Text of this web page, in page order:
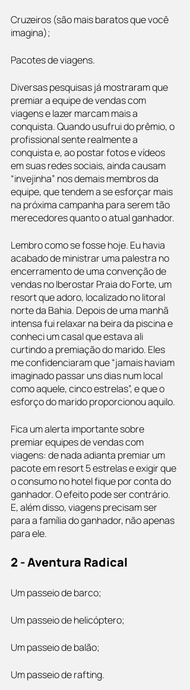
Cruzeiros (são mais baratos que você
imagina);
Pacotes de viagens.
Diversas pesquisas já mostraram que
premiar a equipe de vendas com
viagens e lazer marcam mais a
conquista. Quando usufrui do prêmio, o
profissional sente realmente a
conquista e, ao postar fotos e vídeos
em suas redes sociais, ainda causam
“invejinha” nos demais membros da
equipe, que tendem a se esforçar mais
na próxima campanha para serem tão
merecedores quanto o atual ganhador.
Lembro como se fosse hoje. Eu havia
acabado de ministrar uma palestra no
encerramento de uma convenção de
vendas no Iberostar Praia do Forte, um
resort que adoro, localizado no litoral
norte da Bahia. Depois de uma manhã
intensa fui relaxar na beira da piscina e
conheci um casal que estava ali
curtindo a premiação do marido. Eles
me confidenciaram que “jamais haviam
imaginado passar uns dias num local
como aquele, cinco estrelas”, e que o
esforço do marido proporcionou aquilo.
Fica um alerta importante sobre
premiar equipes de vendas com
viagens: de nada adianta premiar um
pacote em resort 5 estrelas e exigir que
o consumo no hotel fique por conta do
ganhador. O efeito pode ser contrário.
E, além disso, viagens precisam ser
para a família do ganhador, não apenas
para ele.
2 - Aventura Radical
Um passeio de barco;
Um passeio de helicóptero;
Um passeio de balão;
Um passeio de rafting.